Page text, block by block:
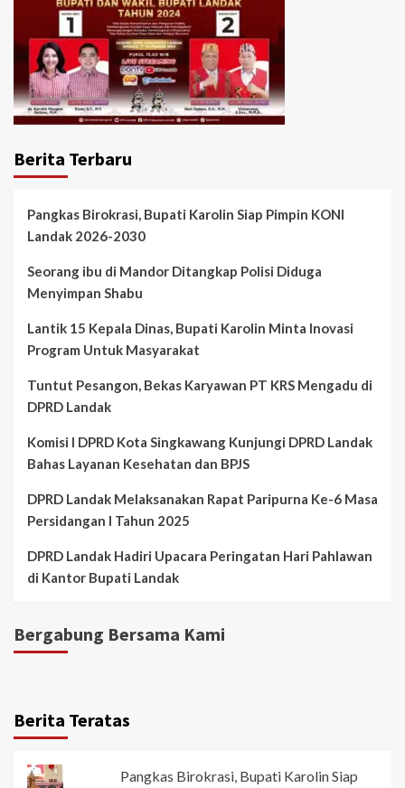
Berita Terbaru
Pangkas Birokrasi, Bupati Karolin Siap Pimpin KONI
Landak 2026-2030
Seorang ibu di Mandor Ditangkap Polisi Diduga
Menyimpan Shabu
Lantik 15 Kepala Dinas, Bupati Karolin Minta Inovasi
Program Untuk Masyarakat
Tuntut Pesangon, Bekas Karyawan PT KRS Mengadu di
DPRD Landak
Komisi I DPRD Kota Singkawang Kunjungi DPRD Landak
Bahas Layanan Kesehatan dan BPJS
DPRD Landak Melaksanakan Rapat Paripurna Ke-6 Masa
Persidangan I Tahun 2025
DPRD Landak Hadiri Upacara Peringatan Hari Pahlawan
di Kantor Bupati Landak
Bergabung Bersama Kami
Berita Teratas
Pangkas Birokrasi, Bupati Karolin Siap